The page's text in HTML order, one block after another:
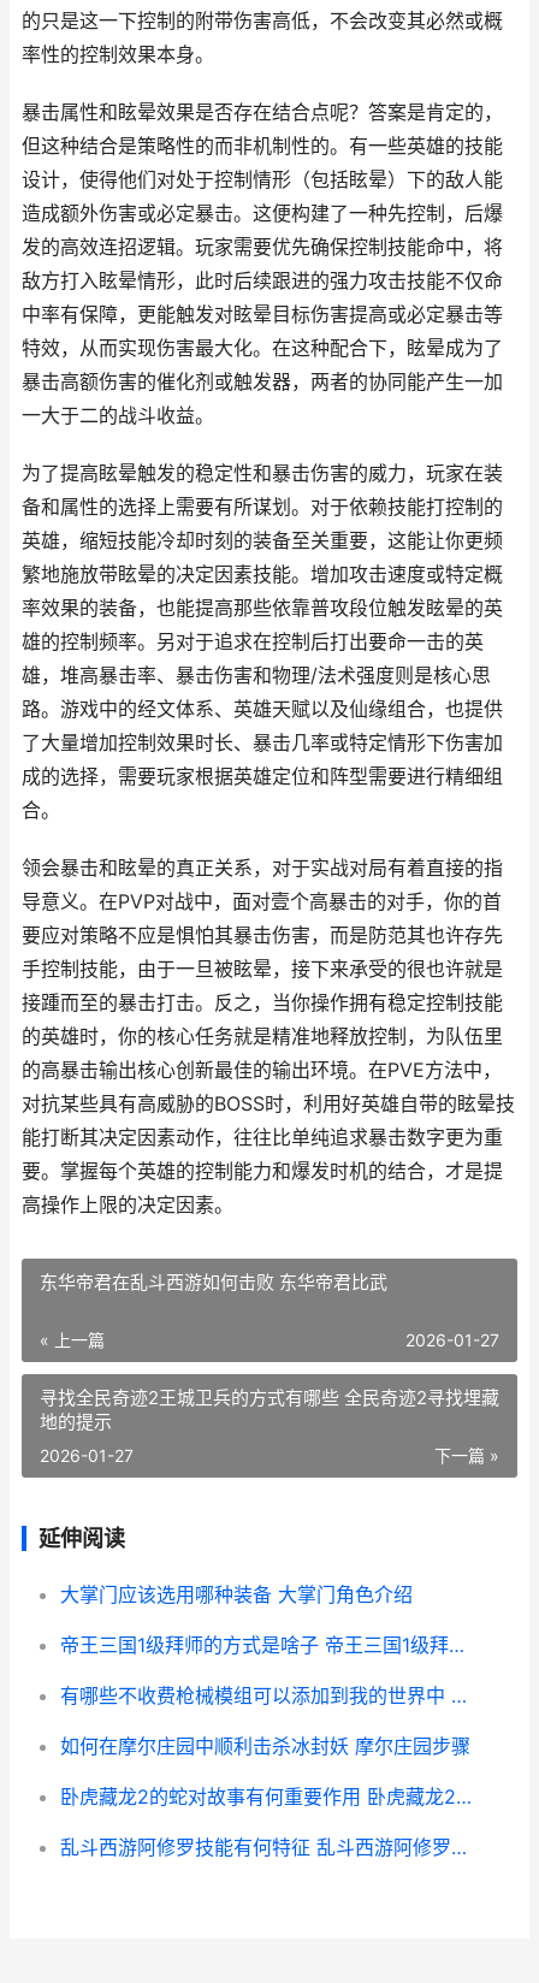
的只是这一下控制的附带伤害高低，不会改变其必然或概
率性的控制效果本身。
暴击属性和眩晕效果是否存在结合点呢？答案是肯定的，
但这种结合是策略性的而非机制性的。有一些英雄的技能
设计，使得他们对处于控制情形（包括眩晕）下的敌人能
造成额外伤害或必定暴击。这便构建了一种先控制，后爆
发的高效连招逻辑。玩家需要优先确保控制技能命中，将
敌方打入眩晕情形，此时后续跟进的强力攻击技能不仅命
中率有保障，更能触发对眩晕目标伤害提高或必定暴击等
特效，从而实现伤害最大化。在这种配合下，眩晕成为了
暴击高额伤害的催化剂或触发器，两者的协同能产生一加
一大于二的战斗收益。
为了提高眩晕触发的稳定性和暴击伤害的威力，玩家在装
备和属性的选择上需要有所谋划。对于依赖技能打控制的
英雄，缩短技能冷却时刻的装备至关重要，这能让你更频
繁地施放带眩晕的决定因素技能。增加攻击速度或特定概
率效果的装备，也能提高那些依靠普攻段位触发眩晕的英
雄的控制频率。另对于追求在控制后打出要命一击的英
雄，堆高暴击率、暴击伤害和物理/法术强度则是核心思
路。游戏中的经文体系、英雄天赋以及仙缘组合，也提供
了大量增加控制效果时长、暴击几率或特定情形下伤害加
成的选择，需要玩家根据英雄定位和阵型需要进行精细组
合。
领会暴击和眩晕的真正关系，对于实战对局有着直接的指
导意义。在PVP对战中，面对壹个高暴击的对手，你的首
要应对策略不应是惧怕其暴击伤害，而是防范其也许存先
手控制技能，由于一旦被眩晕，接下来承受的很也许就是
接踵而至的暴击打击。反之，当你操作拥有稳定控制技能
的英雄时，你的核心任务就是精准地释放控制，为队伍里
的高暴击输出核心创新最佳的输出环境。在PVE方法中，
对抗某些具有高威胁的BOSS时，利用好英雄自带的眩晕技
能打断其决定因素动作，往往比单纯追求暴击数字更为重
要。掌握每个英雄的控制能力和爆发时机的结合，才是提
高操作上限的决定因素。
东华帝君在乱斗西游如何击败 东华帝君比武
« 上一篇 2026-01-27
寻找全民奇迹2王城卫兵的方式有哪些 全民奇迹2寻找埋藏
地的提示
下一篇 »
2026-01-27
延伸阅读
大掌门应该选用哪种装备 大掌门角色介绍
帝王三国1级拜师的方式是啥子 帝王三国1级拜师怎么玩
有哪些不收费枪械模组可以添加到我的世界中 没有不收费的吗
如何在摩尔庄园中顺利击杀冰封妖 摩尔庄园步骤
卧虎藏龙2的蛇对故事有何重要作用 卧虎藏龙2演员
乱斗西游阿修罗技能有何特征 乱斗西游阿修罗阵容